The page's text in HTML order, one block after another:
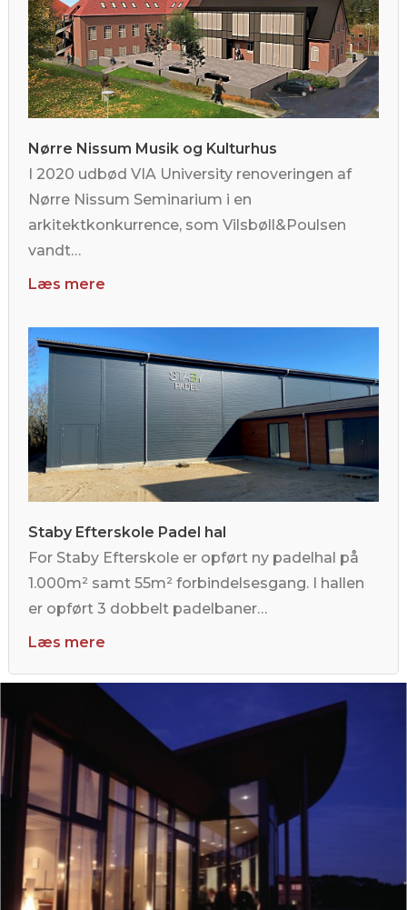
Nørre Nissum Musik og Kulturhus
I 2020 udbød VIA University renoveringen af
Nørre Nissum Seminarium i en
arkitektkonkurrence, som Vilsbøll&Poulsen
vandt…
Læs mere
Staby Efterskole Padel hal
For Staby Efterskole er opført ny padelhal på
1.000m² samt 55m² forbindelsesgang. I hallen
er opført 3 dobbelt padelbaner…
Læs mere